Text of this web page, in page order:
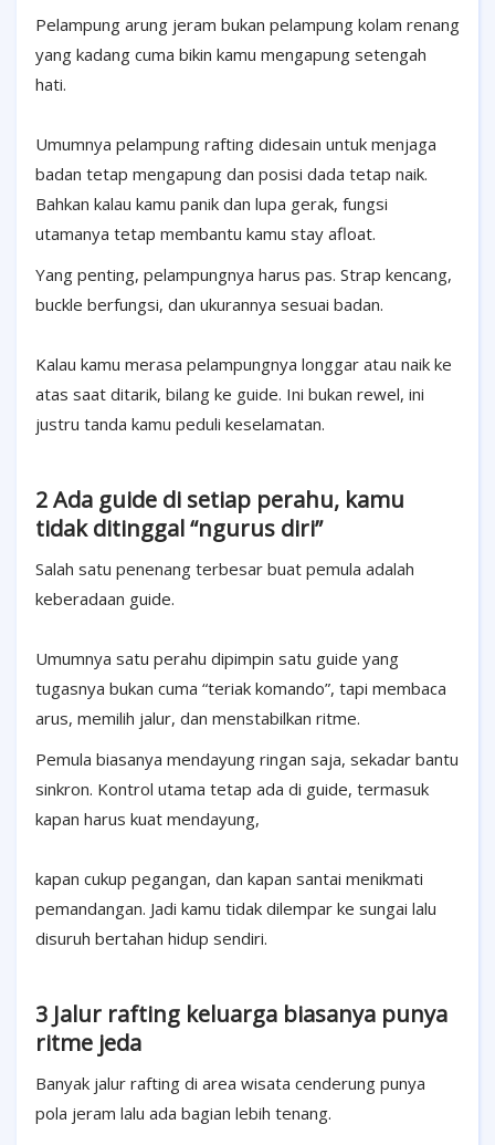
Pelampung arung jeram bukan pelampung kolam renang
yang kadang cuma bikin kamu mengapung setengah
hati.
Umumnya pelampung rafting didesain untuk menjaga
badan tetap mengapung dan posisi dada tetap naik.
Bahkan kalau kamu panik dan lupa gerak, fungsi
utamanya tetap membantu kamu stay afloat.
Yang penting, pelampungnya harus pas. Strap kencang,
buckle berfungsi, dan ukurannya sesuai badan.
Kalau kamu merasa pelampungnya longgar atau naik ke
atas saat ditarik, bilang ke guide. Ini bukan rewel, ini
justru tanda kamu peduli keselamatan.
2 Ada guide di setiap perahu, kamu
tidak ditinggal “ngurus diri”
Salah satu penenang terbesar buat pemula adalah
keberadaan guide.
Umumnya satu perahu dipimpin satu guide yang
tugasnya bukan cuma “teriak komando”, tapi membaca
arus, memilih jalur, dan menstabilkan ritme.
Pemula biasanya mendayung ringan saja, sekadar bantu
sinkron. Kontrol utama tetap ada di guide, termasuk
kapan harus kuat mendayung,
kapan cukup pegangan, dan kapan santai menikmati
pemandangan. Jadi kamu tidak dilempar ke sungai lalu
disuruh bertahan hidup sendiri.
3 Jalur rafting keluarga biasanya punya
ritme jeda
Banyak jalur rafting di area wisata cenderung punya
pola jeram lalu ada bagian lebih tenang.